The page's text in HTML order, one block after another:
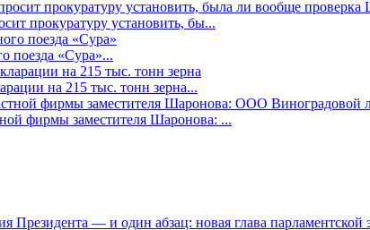
прокуратуру установить, бы...
поезда «Сура»...
на 215 тыс. тонн зерна...
фирмы заместителя Шаронова: ...